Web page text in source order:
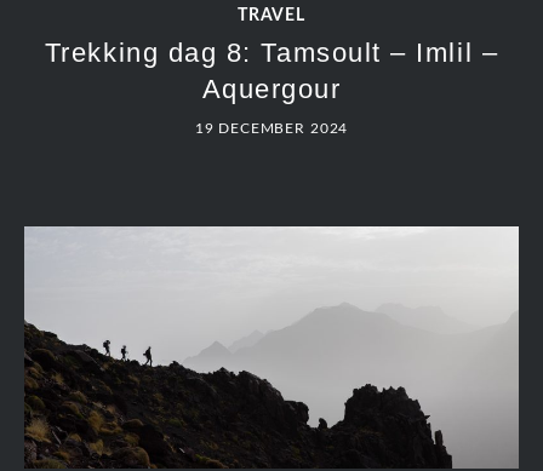
TRAVEL
Trekking dag 8: Tamsoult – Imlil –
Aquergour
19 DECEMBER 2024